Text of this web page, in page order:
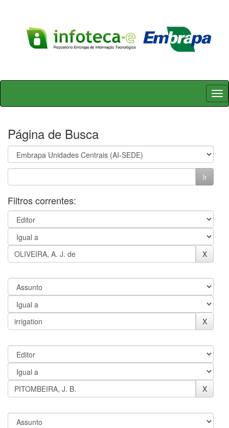
Skip
Página de Busca
Filtros correntes: